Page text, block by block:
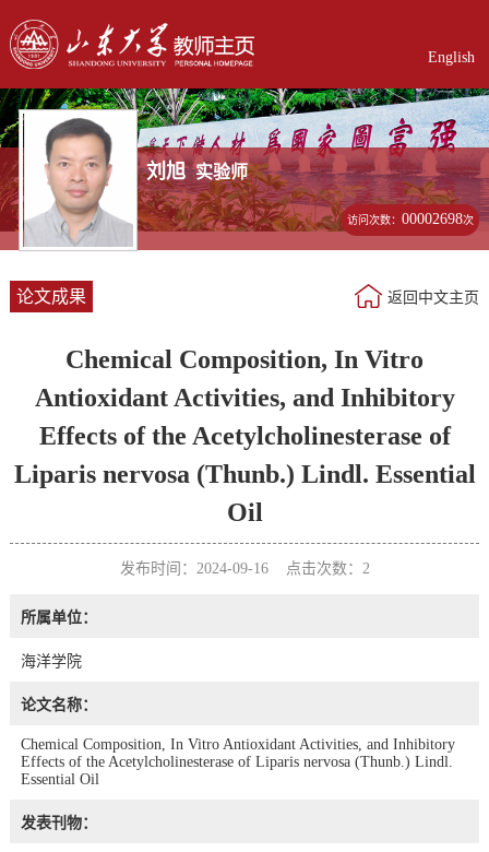
English
刘旭 实验师
访问次数：00002698次
论文成果 返回中文主页
Chemical Composition, In Vitro
Antioxidant Activities, and Inhibitory
Effects of the Acetylcholinesterase of
Liparis nervosa (Thunb.) Lindl. Essential
Oil
发布时间：2024-09-16 点击次数： 2
所属单位：
海洋学院
论文名称：
Chemical Composition, In Vitro Antioxidant Activities, and Inhibitory
Effects of the Acetylcholinesterase of Liparis nervosa (Thunb.) Lindl.
Essential Oil
发表刊物：